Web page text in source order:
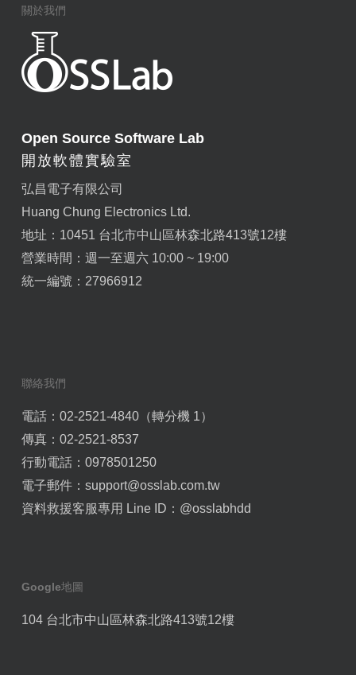
關於我們
Open Source Software Lab
開放軟體實驗室
弘昌電子有限公司
Huang Chung Electronics Ltd.
地址：10451 台北市中山區林森北路413號12樓
營業時間：週一至週六 10:00 ~ 19:00
統一編號：27966912
聯絡我們
電話：02-2521-4840（轉分機 1）
傳真：02-2521-8537
行動電話：0978501250
電子郵件： support@osslab.com.tw
資料救援客服專用 Line ID： @osslabhdd
Google地圖
104 台北市中山區林森北路413號12樓